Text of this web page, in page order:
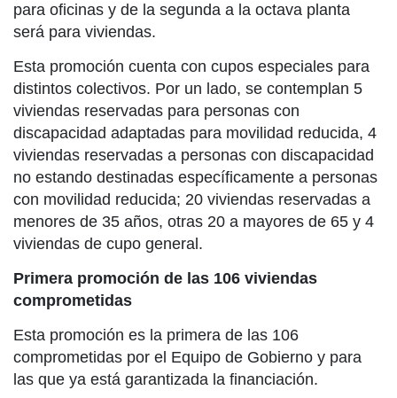
para oficinas y de la segunda a la octava planta
será para viviendas.
Esta promoción cuenta con cupos especiales para
distintos colectivos. Por un lado, se contemplan 5
viviendas reservadas para personas con
discapacidad adaptadas para movilidad reducida, 4
viviendas reservadas a personas con discapacidad
no estando destinadas específicamente a personas
con movilidad reducida; 20 viviendas reservadas a
menores de 35 años, otras 20 a mayores de 65 y 4
viviendas de cupo general.
Primera promoción de las 106 viviendas
comprometidas
Esta promoción es la primera de las 106
comprometidas por el Equipo de Gobierno y para
las que ya está garantizada la financiación.